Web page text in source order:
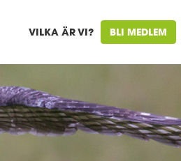
VILKA ÄR VI? BLI MEDLEM